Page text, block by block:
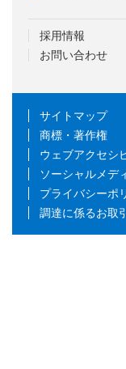
採用情報
お問い合わせ
サイトマップ
商標・著作権
ウェブアクセシ
ソーシャルメデ
プライバシーポ
調達に係るお取